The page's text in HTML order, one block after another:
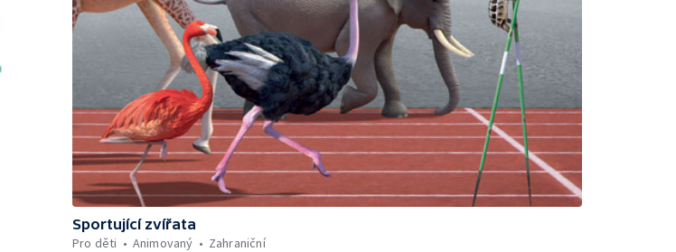
Sportující zvířata
Pro děti
Animovaný Zahraniční